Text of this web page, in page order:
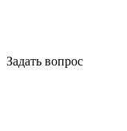
Задать вопрос